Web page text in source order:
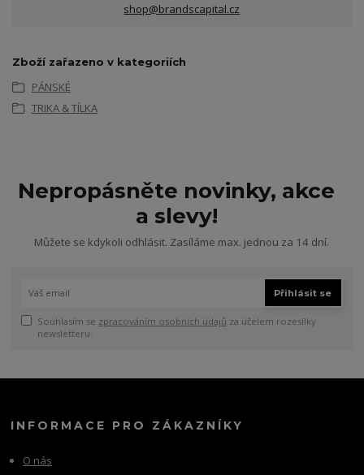
shop@brandscapital.cz
Zboží zařazeno v kategoriích
PÁNSKÉ
TRIKA & TÍLKA
Nepropásněte novinky, akce
a slevy!
Můžete se kdykoli odhlásit. Zasíláme max. jednou za 14 dní.
Přihlásit se
Souhlasím se zpracováním osobních údajů za účelem rozesílky
newsletteru.
INFORMACE PRO ZÁKAZNÍKY
O nás